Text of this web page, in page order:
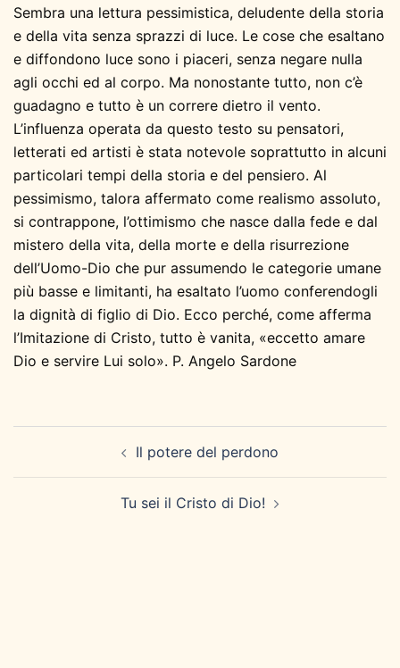
Sembra una lettura pessimistica, deludente della storia
e della vita senza sprazzi di luce. Le cose che esaltano
e diffondono luce sono i piaceri, senza negare nulla
agli occhi ed al corpo. Ma nonostante tutto, non c’è
guadagno e tutto è un correre dietro il vento.
L’influenza operata da questo testo su pensatori,
letterati ed artisti è stata notevole soprattutto in alcuni
particolari tempi della storia e del pensiero. Al
pessimismo, talora affermato come realismo assoluto,
si contrappone, l’ottimismo che nasce dalla fede e dal
mistero della vita, della morte e della risurrezione
dell’Uomo-Dio che pur assumendo le categorie umane
più basse e limitanti, ha esaltato l’uomo conferendogli
la dignità di figlio di Dio. Ecco perché, come afferma
l’Imitazione di Cristo, tutto è vanita, «eccetto amare
Dio e servire Lui solo». P. Angelo Sardone
Il potere del perdono
Tu sei il Cristo di Dio!